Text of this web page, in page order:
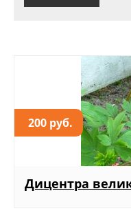
200 руб.
Дицентра